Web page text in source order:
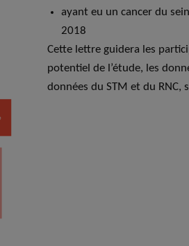
ayant eu un cancer du
2018
Cette lettre guidera les
potentiel de l’étude, les
données du STM et du